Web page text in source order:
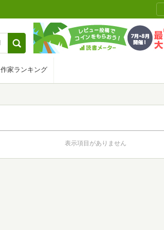
作家ランキング
表示項目がありません